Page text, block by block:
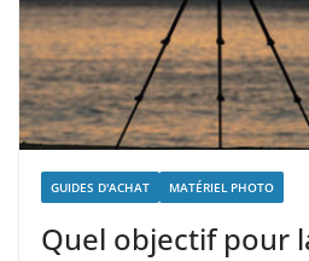
GUIDES D'ACHAT MATÉRIEL PHOTO
Quel objectif pour